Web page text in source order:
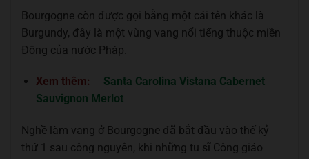
Bourgogne còn được gọi bằng một cái tên khác là
Burgundy, đây là một vùng vang nổi tiếng thuộc miền
Đông của nước Pháp.
Xem thêm:
Santa Carolina Vistana Cabernet
Sauvignon Merlot
Nghề làm vang ở Bourgogne đã bắt đầu vào thế kỷ
thứ 1 sau công nguyên, khi những tu sĩ Công giáo